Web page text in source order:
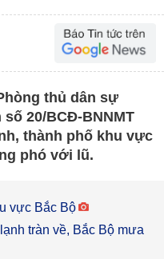
thủ dân sự
20/BCĐ-BNNMT
thành phố khu vực
phó với lũ.
vực Bắc Bộ
tràn về, Bắc Bộ mưa